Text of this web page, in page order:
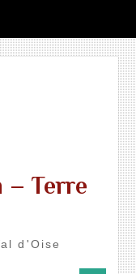
– Terre
d'Oise